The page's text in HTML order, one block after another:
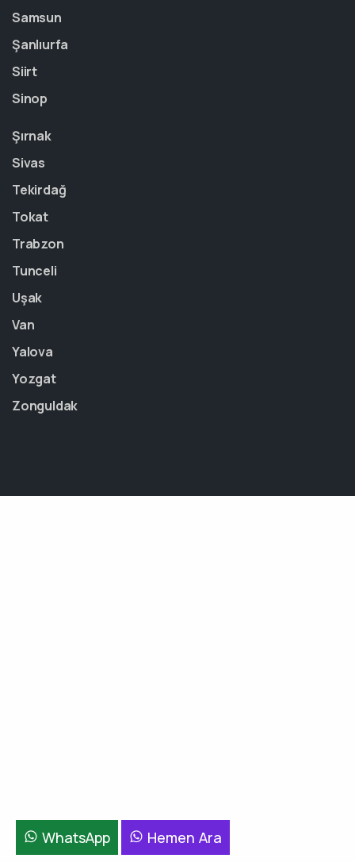
Samsun
Şanlıurfa
Siirt
Sinop
Şırnak
Sivas
Tekirdağ
Tokat
Trabzon
Tunceli
Uşak
Van
Yalova
Yozgat
Zonguldak
WhatsApp Hemen Ara